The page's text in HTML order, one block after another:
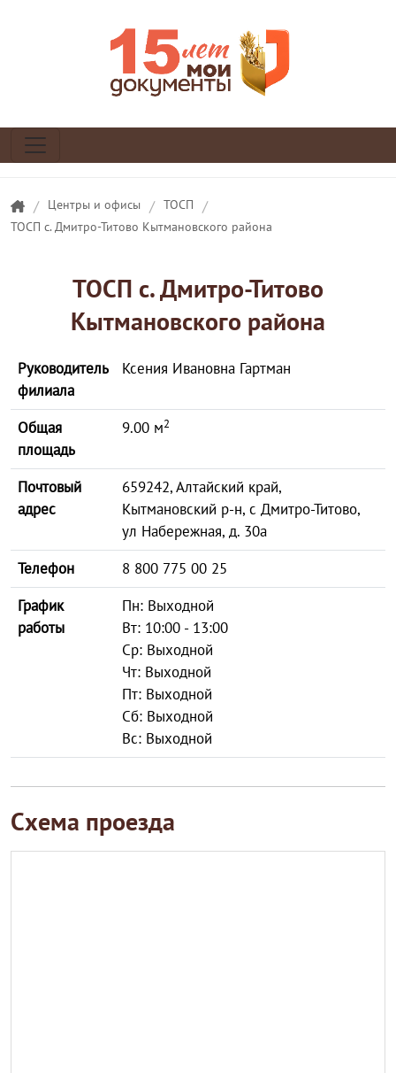
/ Центры и офисы / ТОСП /
ТОСП с. Дмитро-Титово Кытмановского района
ТОСП с. Дмитро-Титово
Кытмановского района
Руководитель
филиала
Ксения Ивановна Гартман
Общая
площадь
9.00 м2
Почтовый
адрес
659242, Алтайский край,
Кытмановский р-н, с Дмитро-Титово,
ул Набережная, д. 30а
Телефон
8 800 775 00 25
График
работы
Пн: Выходной
Вт: 10:00 - 13:00
Ср: Выходной
Чт: Выходной
Пт: Выходной
Сб: Выходной
Вс: Выходной
Схема проезда